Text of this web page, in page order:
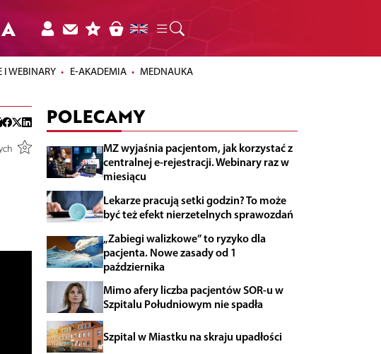
I WEBINARY E-AKADEMIA MEDNAUKA
POLECAMY
MZ wyjaśnia pacjentom, jak korzystać z
centralnej e-rejestracji. Webinary raz w
miesiącu
Lekarze pracują setki godzin? To może
być też efekt nierzetelnych sprawozdań
„Zabiegi walizkowe” to ryzyko dla
pacjenta. Nowe zasady od 1
października
Mimo afery liczba pacjentów SOR-u w
Szpitalu Południowym nie spadła
Szpital w Miastku na skraju upadłości